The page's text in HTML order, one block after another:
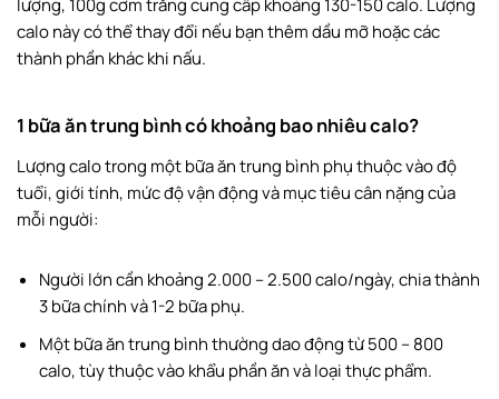
lượng, 100g cơm trắng cung cấp khoảng 130-150 calo. Lượng
calo này có thể thay đổi nếu bạn thêm dầu mỡ hoặc các
thành phần khác khi nấu.
1 bữa ăn trung bình có khoảng bao nhiêu calo?
Lượng calo trong một bữa ăn trung bình phụ thuộc vào độ
tuổi, giới tính, mức độ vận động và mục tiêu cân nặng của
mỗi người:
Người lớn cần khoảng 2.000 – 2.500 calo/ngày, chia thành
3 bữa chính và 1-2 bữa phụ.
Một bữa ăn trung bình thường dao động từ 500 – 800
calo, tùy thuộc vào khẩu phần ăn và loại thực phẩm.